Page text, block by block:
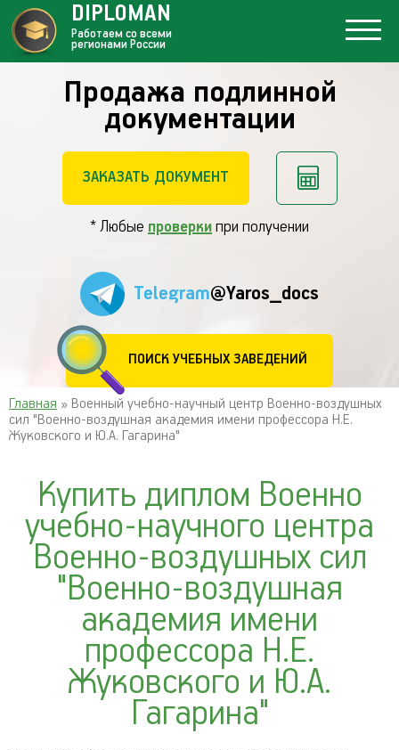
Продажа подлинной
документации
ЗАКАЗАТЬ ДОКУМЕНТ
* Любые проверки при получении
Telegram@Yaros_docs
ПОИСК УЧЕБНЫХ ЗАВЕДЕНИЙ
DIPLOMAN
Работаем со всеми
регионами России
Главная » Военный учебно-научный центр Военно-воздушных
сил "Военно-воздушная академия имени профессора Н.Е.
Жуковского и Ю.А. Гагарина"
Купить диплом Военно
учебно-научного центра
Военно-воздушных сил
"Военно-воздушная
академия имени
профессора Н.Е.
Жуковского и Ю.А.
Гагарина"